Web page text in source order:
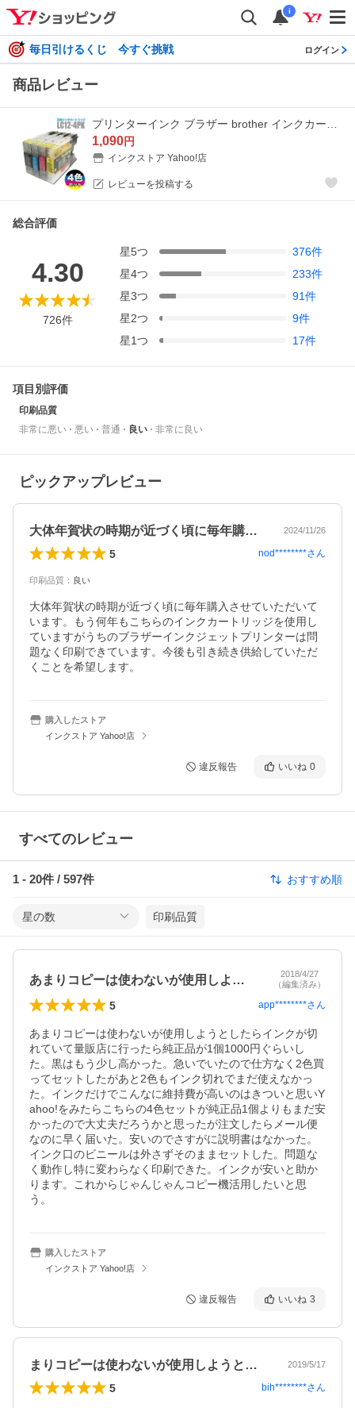
i
毎日引けるくじ 今すぐ挑戦 ログイン
商品レビュー
1,090円
インクストア Yahoo!店
レビューを投稿する
総合評価
4.30
726件
星5つ 376件
星4つ 233件
星3つ 91件
星2つ 9件
星1つ 17件
項目別評価
印刷品質
非常に悪い
悪い 普通 良い 非常に良い
ピックアップレビュー
大体年賀状の時期が近づく頃に毎年購入さ… 2024/11/26
5 nod********さん
印刷品質 ： 良い
大体年賀状の時期が近づく頃に毎年購入させていただいて
います。もう何年もこちらのインクカートリッジを使用し
ていますがうちのブラザーインクジェットプリンターは問
題なく印刷できています。今後も引き続き供給していただ
くことを希望します。
購入したストア
インクストア Yahoo!店
違反報告 いいね 0
すべてのレビュー
1 - 20件 / 597件 おすすめ順
星の数 印刷品質
あまりコピーは使わないが使用しようとし…
2018/4/27
（編集済み）
5 app********さん
あまりコピーは使わないが使用しようとしたらインクが切
れていて量販店に行ったら純正品が1個1000円ぐらいし
た。黒はもう少し高かった。急いでいたので仕方なく2色買
ってセットしたがあと2色もインク切れでまだ使えなかっ
た。インクだけでこんなに維持費が高いのはきついと思いY
ahoo!をみたらこちらの4色セットが純正品1個よりもまだ安
かったので大丈夫だろうかと思ったが注文したらメール便
なのに早く届いた。安いのでさすがに説明書はなかった。
インク口のビニールは外さずそのままセットした。問題な
く動作し特に変わらなく印刷できた。インクが安いと助か
ります。これからじゃんじゃんコピー機活用したいと思
う。
購入したストア
インクストア Yahoo!店
違反報告 いいね 3
まりコピーは使わないが使用しようとした… 2019/5/17
5 bih********さん